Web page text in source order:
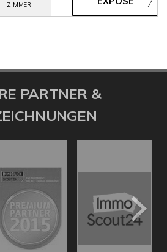
ZIMMER
PARTNER &